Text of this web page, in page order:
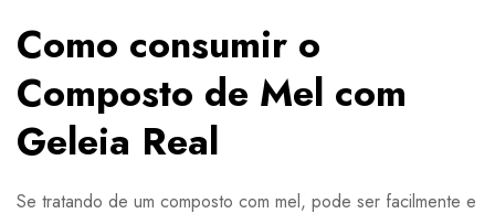
Como consumir o
Composto de Mel com
Geleia Real
Se tratando de um composto com mel, pode ser facilmente e